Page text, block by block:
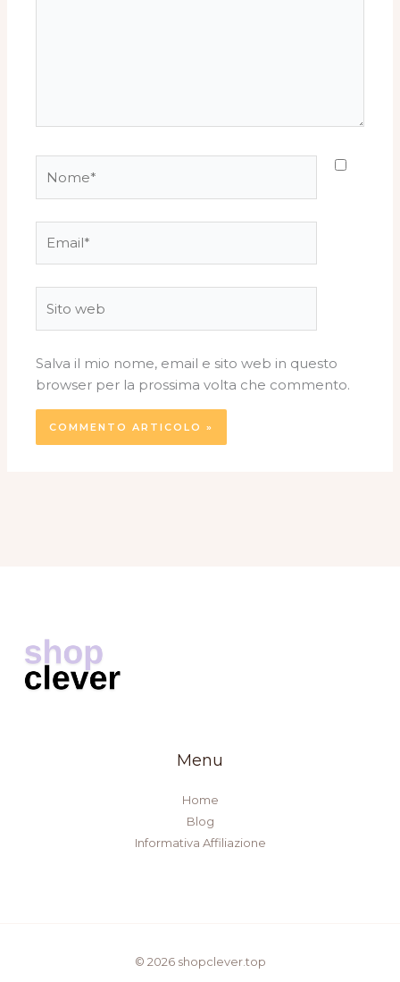
web
Salva il mio nome, email e sito web in questo
browser per la prossima volta che commento.
Menu
Home
Blog
Informativa Affiliazione
© 2026 shopclever.top